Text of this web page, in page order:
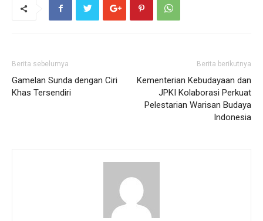
Berita sebelumya
Gamelan Sunda dengan Ciri
Khas Tersendiri
Berita berikutnya
Kementerian Kebudayaan dan
JPKI Kolaborasi Perkuat
Pelestarian Warisan Budaya
Indonesia